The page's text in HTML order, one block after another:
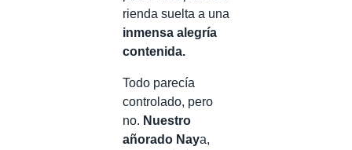
rienda suelta a una
inmensa alegría
contenida.
Todo parecía
controlado, pero
no. Nuestro
añorado Naya,